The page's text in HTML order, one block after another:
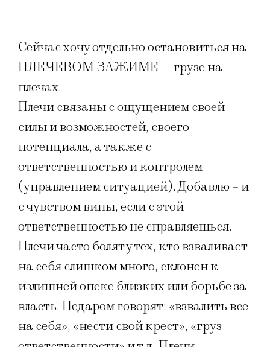
Сейчас хочу отдельно остановиться на
ПЛЕЧЕВОМ ЗАЖИМЕ — грузе на
плечах.
Плечи связаны с ощущением своей
силы и возможностей, своего
потенциала, а также с
ответственностью и контролем
(управлением ситуацией). Добавлю – и
с чувством вины, если с этой
ответственностью не справляешься.
Плечи часто болят у тех, кто взваливает
на себя слишком много, склонен к
излишней опеке близких или борьбе за
власть. Недаром говорят: «взвалить все
на себя», «нести свой крест», «груз